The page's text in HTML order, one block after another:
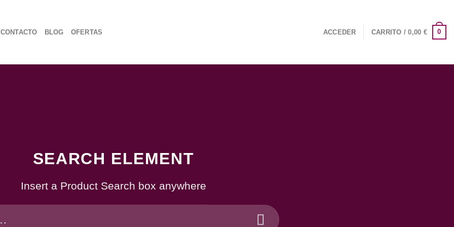
CONTACTO BLOG OFERTAS ACCEDER CARRITO /0,00 € 0
SEARCH ELEMENT
Insert a Product Search box anywhere